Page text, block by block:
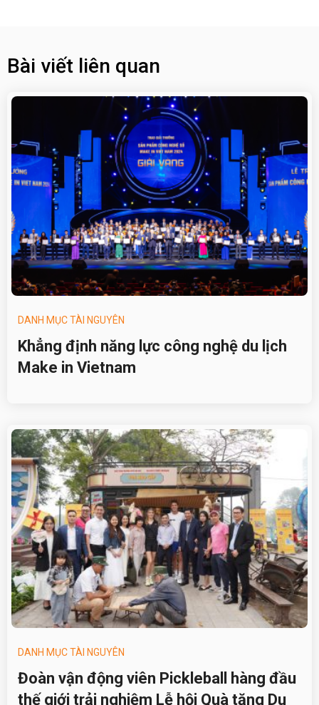
Bài viết liên quan
DANH MỤC TÀI NGUYÊN
Khẳng định năng lực công nghệ du lịch
Make in Vietnam
DANH MỤC TÀI NGUYÊN
Đoàn vận động viên Pickleball hàng đầu
thế giới trải nghiệm Lễ hội Quà tặng Du